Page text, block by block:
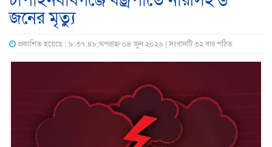
জনের মৃত্যু
প্রকাশিত হয়েছে : ৯:৩৭:৪৮,অপরাহ্ন ০৪ জুন ২০২৬ | সংবাদটি ৩২ বার পঠিত